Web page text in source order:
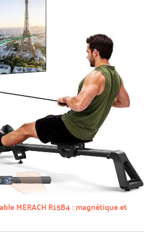
MERACH R15B4 : magnétique et